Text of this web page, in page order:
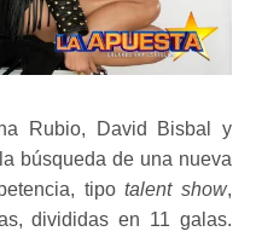
Rubio, David Bisbal y
búsqueda de una nueva
tipotalent show,
divididas en 11 galas.